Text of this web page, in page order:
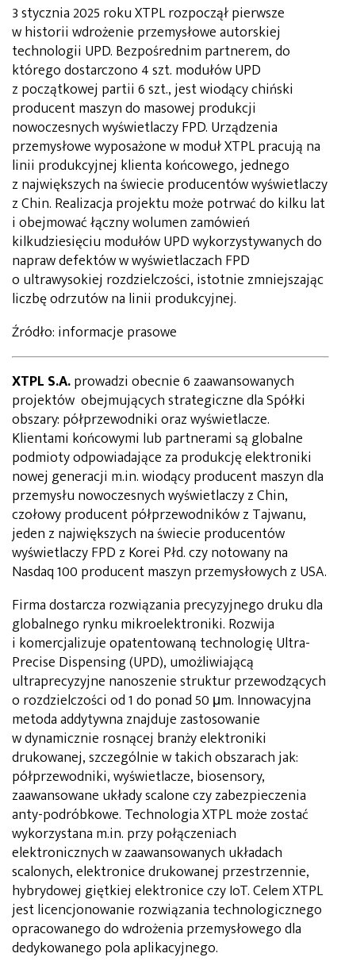
3 stycznia 2025 roku XTPL rozpoczął pierwsze
w historii wdrożenie przemysłowe autorskiej
technologii UPD. Bezpośrednim partnerem, do
którego dostarczono 4 szt. modułów UPD
z początkowej partii 6 szt., jest wiodący chiński
producent maszyn do masowej produkcji
nowoczesnych wyświetlaczy FPD. Urządzenia
przemysłowe wyposażone w moduł XTPL pracują na
linii produkcyjnej klienta końcowego, jednego
z największych na świecie producentów wyświetlaczy
z Chin. Realizacja projektu może potrwać do kilku lat
i obejmować łączny wolumen zamówień
kilkudziesięciu modułów UPD wykorzystywanych do
napraw defektów w wyświetlaczach FPD
o ultrawysokiej rozdzielczości, istotnie zmniejszając
liczbę odrzutów na linii produkcyjnej.
Źródło: informacje prasowe
XTPL S.A.prowadzi obecnie 6 zaawansowanych
projektów obejmujących strategiczne dla Spółki
obszary: półprzewodniki oraz wyświetlacze.
Klientami końcowymi lub partnerami są globalne
podmioty odpowiadające za produkcję elektroniki
nowej generacji m.in. wiodący producent maszyn dla
przemysłu nowoczesnych wyświetlaczy z Chin,
czołowy producent półprzewodników z Tajwanu,
jeden z największych na świecie producentów
wyświetlaczy FPD z Korei Płd. czy notowany na
Nasdaq 100 producent maszyn przemysłowych z USA.
Firma dostarcza rozwiązania precyzyjnego druku dla
globalnego rynku mikroelektroniki. Rozwija
i komercjalizuje opatentowaną technologię Ultra-
Precise Dispensing (UPD), umożliwiającą
ultraprecyzyjne nanoszenie struktur przewodzących
o rozdzielczości od 1 do ponad 50 μm. Innowacyjna
metoda addytywna znajduje zastosowanie
w dynamicznie rosnącej branży elektroniki
drukowanej, szczególnie w takich obszarach jak:
półprzewodniki, wyświetlacze, biosensory,
zaawansowane układy scalone czy zabezpieczenia
anty-podróbkowe. Technologia XTPL może zostać
wykorzystana m.in. przy połączeniach
elektronicznych w zaawansowanych układach
scalonych, elektronice drukowanej przestrzennie,
hybrydowej giętkiej elektronice czy IoT. Celem XTPL
jest licencjonowanie rozwiązania technologicznego
opracowanego do wdrożenia przemysłowego dla
dedykowanego pola aplikacyjnego.